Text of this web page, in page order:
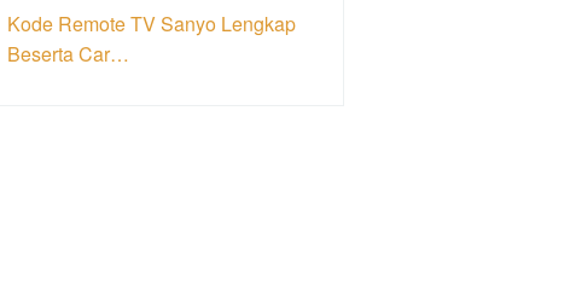
Kode Remote TV Sanyo Lengkap
Beserta Car…